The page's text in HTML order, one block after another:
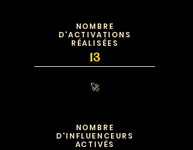
NOMBRE
D'ACTIVATIONS
RÉALISÉES
13
🚀
NOMBRE
D'INFLUENCEURS
ACTIVÉS